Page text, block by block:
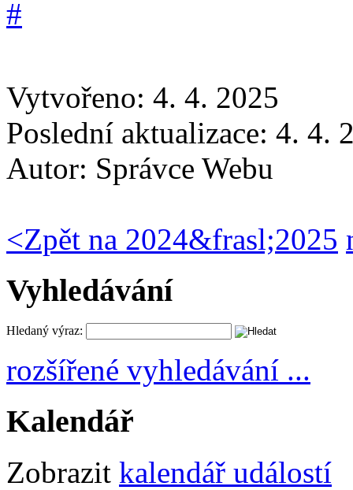
Vytvořeno: 4. 4. 2025
Poslední aktualizace: 4. 4.
Autor: Správce Webu
<Zpět na 2024&frasl;2025
Vyhledávání
Hledaný výraz:
rozšířené vyhledávání ...
Kalendář
Zobrazit kalendář událostí